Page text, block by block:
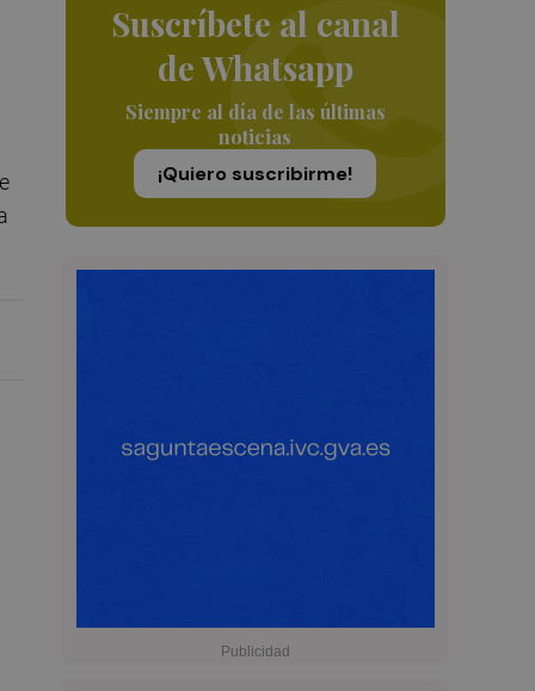
Suscríbete al canal
de Whatsapp
Siempre al día de las últimas
noticias
¡Quiero suscribirme!